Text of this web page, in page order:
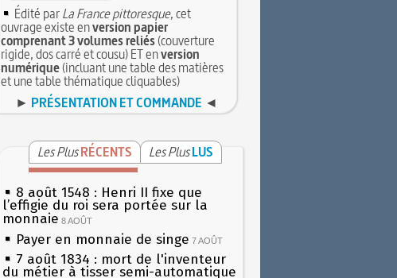
Édité parLa France pittoresque, cet
ouvrage existe enversion papier
comprenant 3 volumes reliés(couverture
rigide, dos carré et cousu) ET enversion
numérique(incluant une table des matières
et une table thématique cliquables)
► PRÉSENTATION ET COMMANDE ◄
Les Plus RÉCENTS Les Plus LUS
8 août 1548 : Henri II fixe que
l’effigie du roi sera portée sur la
monnaie 8 AOÛT
Payer en monnaie de singe 7 AOÛT
7 août 1834 : mort de l'inventeur
du métier à tisser semi-automatique